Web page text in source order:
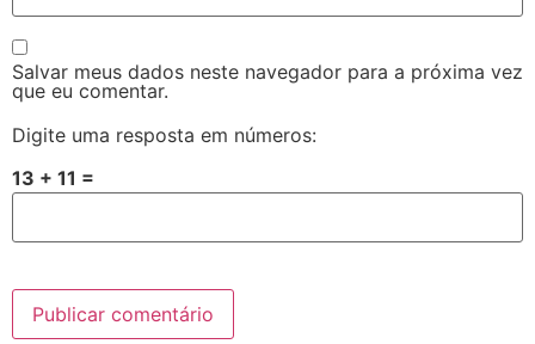
Salvar meus dados neste navegador para a próxima vez
que eu comentar.
Digite uma resposta em números:
13 + 11 =